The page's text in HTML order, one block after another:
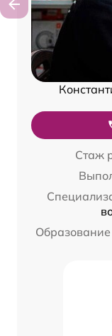
Стаж
Образование